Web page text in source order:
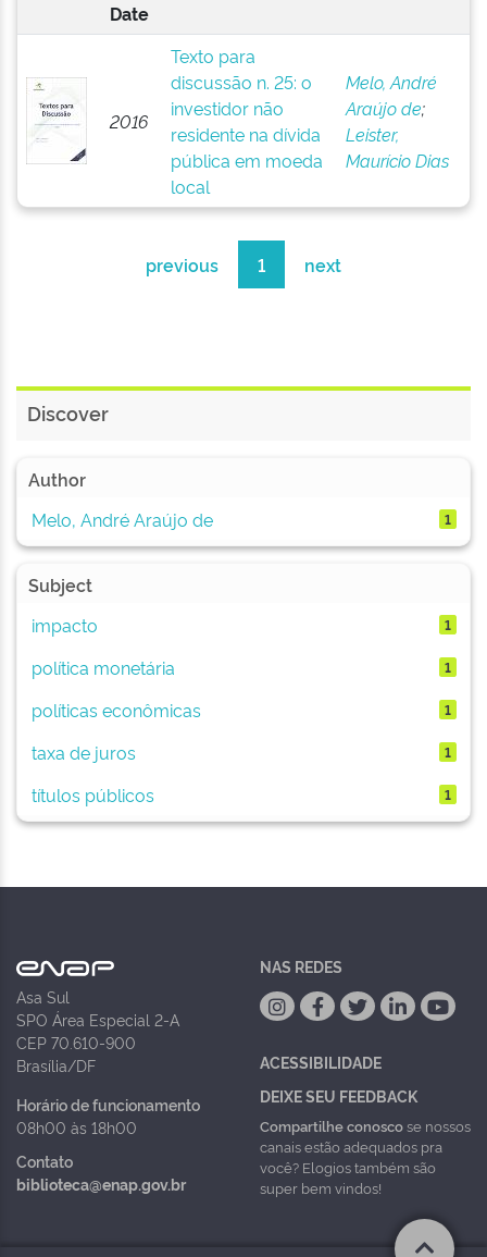
Date
2016
Texto para
discussão n. 25: o
investidor não
residente na dívida
pública em moeda
local
Melo, André
Araújo de;
Leister,
Maurício Dias
previous 1 next
Discover
Author
Melo, André Araújo de
1
Subject
impacto
1
política monetária 1
políticas econômicas 1
taxa de juros 1
títulos públicos 1
Asa Sul
SPO Área Especial 2-A
CEP 70.610-900
Brasília/DF
Horário de funcionamento
08h00 às 18h00
Contato
biblioteca@enap.gov.br
NAS REDES
ACESSIBILIDADE
DEIXE SEU FEEDBACK
Compartilhe conoscose nossos
canais estão adequados pra
você? Elogios também são
super bem vindos!